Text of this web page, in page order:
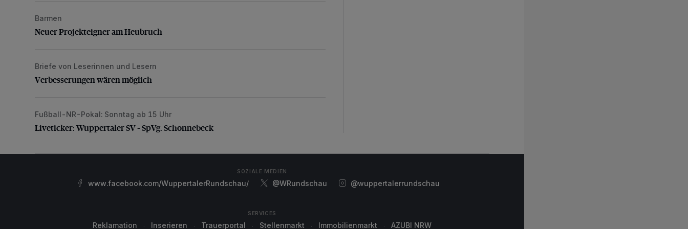
Neuer Projekteigner am Heubruch
Barmen
Neuer Projekteigner am Heubruch
Verbesserungen wären möglich
Briefe von Leserinnen und Lesern
Verbesserungen wären möglich
Liveticker: Wuppertaler SV – SpVg. Schonnebeck
Fußball-NR-Pokal: Sonntag ab 15 Uhr
Liveticker: Wuppertaler SV – SpVg. Schonnebeck
SOZIALE MEDIEN
www.facebook.com/WuppertalerRundschau/ @WRundschau @wuppertalerrundschau
SERVICES
Reklamation Inserieren Trauerportal Stellenmarkt Immobilienmarkt AZUBI NRW